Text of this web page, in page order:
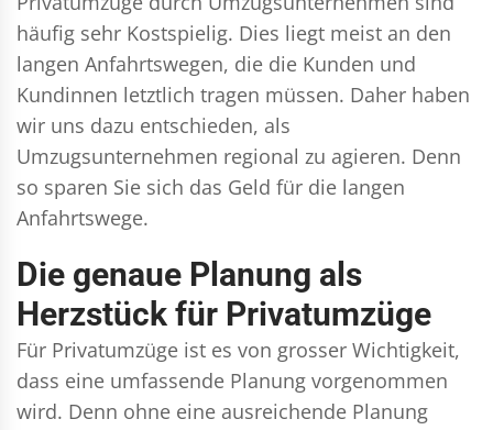
häufig sehr Kostspielig. Dies liegt meist an den
langen Anfahrtswegen, die die Kunden und
Kundinnen letztlich tragen müssen. Daher haben
wir uns dazu entschieden, als
Umzugsunternehmen regional zu agieren. Denn
so sparen Sie sich das Geld für die langen
Anfahrtswege.
Die genaue Planung als
Herzstück für Privatumzüge
Für Privatumzüge ist es von grosser Wichtigkeit,
dass eine umfassende Planung vorgenommen
wird. Denn ohne eine ausreichende Planung